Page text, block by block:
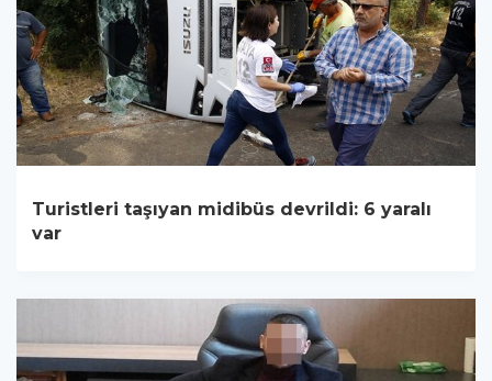
Turistleri taşıyan midibüs devrildi: 6 yaralı
var